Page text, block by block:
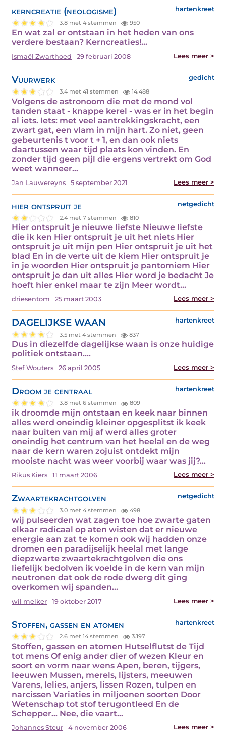
kerncreatie (neologisme) hartenkreet
3.8 met 4 stemmen 950
En wat zal er ontstaan in het heden van ons
verdere bestaan? Kerncreaties!…
Ismaël Zwarthoed 29 februari 2008 Lees meer >
Vuurwerk gedicht
3.4 met 41 stemmen 14.488
Volgens de astronoom die met de mond vol
tanden staat - knappe kerel - was er in het begin
al iets. Iets: met veel aantrekkingskracht, een
zwart gat, een vlam in mijn hart. Zo niet, geen
gebeurtenis t voor t + 1, en dan ook niets
daartussen waar tijd plaats kon vinden. En
zonder tijd geen pijl die ergens vertrekt om God
weet wanneer…
Jan Lauwereyns 5 september 2021 Lees meer >
hier ontspruit je netgedicht
2.4 met 7 stemmen 810
Hier ontspruit je nieuwe liefste Nieuwe liefste
die ik ken Hier ontspruit je uit het niets Hier
ontspruit je uit mijn pen Hier ontspruit je uit het
blad En in de verte uit de kiem Hier ontspruit je
in je woorden Hier ontspruit je pantomiem Hier
ontspruit je dan uit alles Hier word je bedacht Je
hoeft hier enkel maar te zijn Meer wordt…
driesentom 25 maart 2003 Lees meer >
DAGELIJKSE WAAN hartenkreet
3.5 met 4 stemmen 837
Dus in diezelfde dagelijkse waan is onze huidige
politiek ontstaan.…
Stef Wouters 26 april 2005 Lees meer >
Droom je centraal hartenkreet
3.8 met 6 stemmen 809
ik droomde mijn ontstaan en keek naar binnen
alles werd oneindig kleiner opgesplitst ik keek
naar buiten van mij af werd alles groter
oneindig het centrum van het heelal en de weg
naar de kern waren zojuist ontdekt mijn
mooiste nacht was weer voorbij waar was jij?…
Rikus Kiers 11 maart 2006 Lees meer >
Zwaartekrachtgolven netgedicht
3.0 met 4 stemmen 498
wij pulseerden wat zagen toe hoe zwarte gaten
elkaar radicaal op aten wisten dat er nieuwe
energie aan zat te komen ook wij hadden onze
dromen een paradijselijk heelal met lange
diepzwarte zwaartekrachtgolven die ons
liefelijk bedolven ik voelde in de kern van mijn
neutronen dat ook de rode dwerg dit ging
overkomen wij spanden…
wil melker 19 oktober 2017 Lees meer >
Stoffen, gassen en atomen hartenkreet
2.6 met 14 stemmen 3.197
Stoffen, gassen en atomen Hutselflutst de Tijd
tot mens Of enig ander dier of wezen Kleur en
soort en vorm naar wens Apen, beren, tijgers,
leeuwen Mussen, merels, lijsters, meeuwen
Varens, lelies, anjers, lissen Rozen, tulpen en
narcissen Variaties in miljoenen soorten Door
Wetenschap tot stof terugontleed En de
Schepper... Nee, die vaart…
Johannes Steur 4 november 2006 Lees meer >